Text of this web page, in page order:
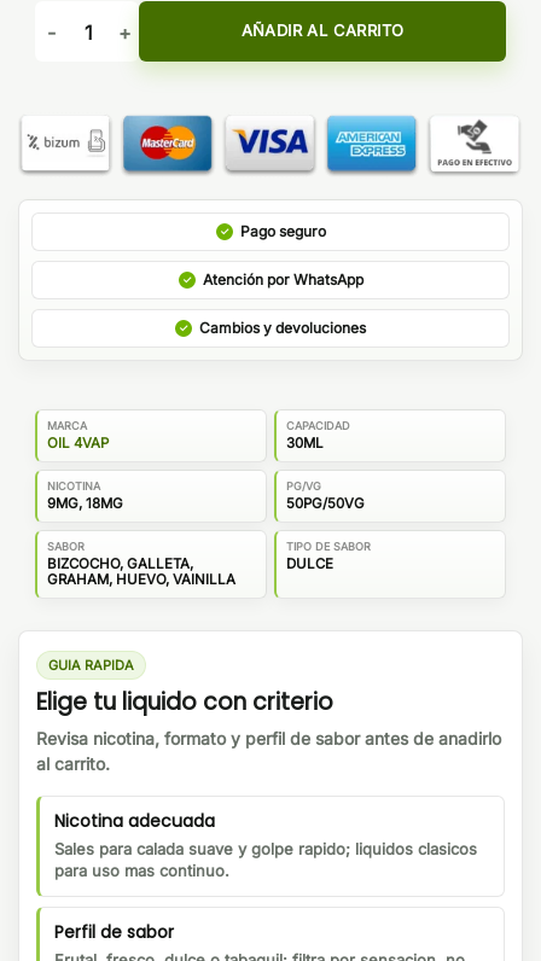
ARCHAON SALES OIL4VAP PACK 30ML cantidad
AÑADIR AL CARRITO
Pago seguro
Atención por WhatsApp
Cambios y devoluciones
MARCA
OIL 4VAP
CAPACIDAD
30ML
NICOTINA
9MG, 18MG
PG/VG
50PG/50VG
SABOR
BIZCOCHO, GALLETA,
GRAHAM, HUEVO, VAINILLA
TIPO DE SABOR
DULCE
GUIA RAPIDA
Elige tu liquido con criterio
Revisa nicotina, formato y perfil de sabor antes de anadirlo
al carrito.
Nicotina adecuada
Sales para calada suave y golpe rapido; liquidos clasicos
para uso mas continuo.
Perfil de sabor